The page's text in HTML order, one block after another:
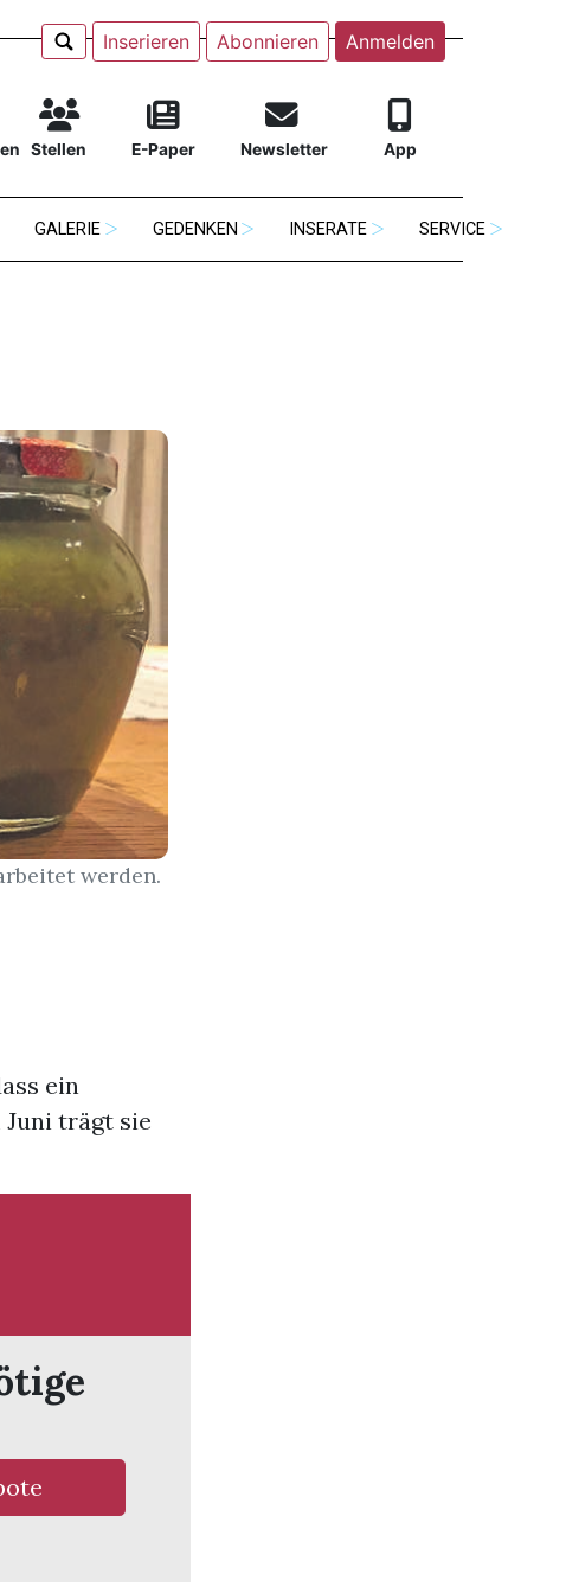
Inserieren Abonnieren Anmelden
Stellen E-Paper Newsletter App
GALERIE GEDENKEN INSERATE SERVICE
werden.
ein
trägt sie